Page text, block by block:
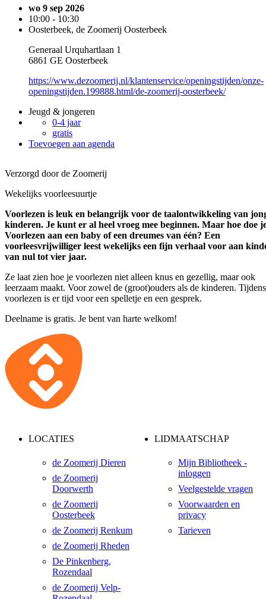
wo 9 sep 2026
10:00 - 10:30
Oosterbeek, de Zoomerij Oosterbeek
Generaal Urquhartlaan 1
6861 GE Oosterbeek
https://www.dezoomerij.nl/klantenservice/openingstijden/onze-
openingstijden.199888.html/de-zoomerij-oosterbeek/
Jeugd & jongeren
0-4 jaar
gratis
Toevoegen aan agenda
Verzorgd door de Zoomerij
Wekelijks voorleesuurtje
Voorlezen is leuk en belangrijk voor de taalontwikkeling van
kinderen. Je kunt er al heel vroeg mee beginnen. Maar hoe doe
Voorlezen aan een baby of een dreumes van één? Een
voorleesvrijwilliger leest wekelijks een fijn verhaal voor aan
van nul tot vier jaar.
Ze laat zien hoe je voorlezen niet alleen knus en gezellig, maar ook
leerzaam maakt. Voor zowel de (groot)ouders als de kinderen.
voorlezen is er tijd voor een spelletje en een gesprek.
Deelname is gratis. Je bent van harte welkom!
LOCATIES
de Zoomerij Dieren
de Zoomerij
Doorwerth
de Zoomerij
Oosterbeek
de Zoomerij Renkum
de Zoomerij Rheden
De Pinkenberg,
Rozendaal
de Zoomerij Velp-
LIDMAATSCHAP
Mijn Bibliotheek -
inloggen
Veelgestelde vragen
Voorwaarden en
privacy
Tarieven